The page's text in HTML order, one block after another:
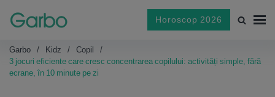
Horoscop 2026
Garbo Kidz
Copil
3 jocuri eficiente care cresc concentrarea copilului: activități simple, fără
ecrane, în 10 minute pe zi